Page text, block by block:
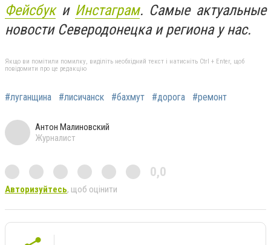
Фейсбуки Инстаграм. Самые актуальные
новости Северодонецка и региона у нас.
Якщо ви помітили помилку, виділіть необхідний текст і натисніть Ctrl + Enter, щоб
повідомити про це редакцію
#луганщина #лисичанск #бахмут #дорога #ремонт
Антон Малиновский
Журналист
0,0
Авторизуйтесь, щоб оцінити